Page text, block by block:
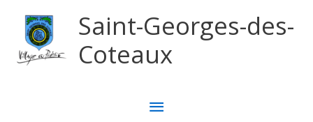
Saint-Georges-des-
Coteaux
MENU